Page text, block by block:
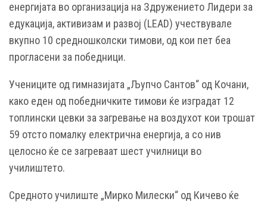
енергијата во организација на Здружението Лидери за
едукација, активизам и развој (LEAD) учествувале
вкупно 10 средношколски тимови, од кои пет беа
прогласени за победници.
Учениците од гимназијата „Љупчо Сантов“ од Кочани,
како еден од победничките тимови ќе изградат 12
топлински цевки за загревање на воздухот кои трошат
59 отсто помалку електрична енергија, а со нив
целосно ќе се загреваат шест училници во
училиштето.
Средното училиште „Мирко Милески“ од Кичево ќе